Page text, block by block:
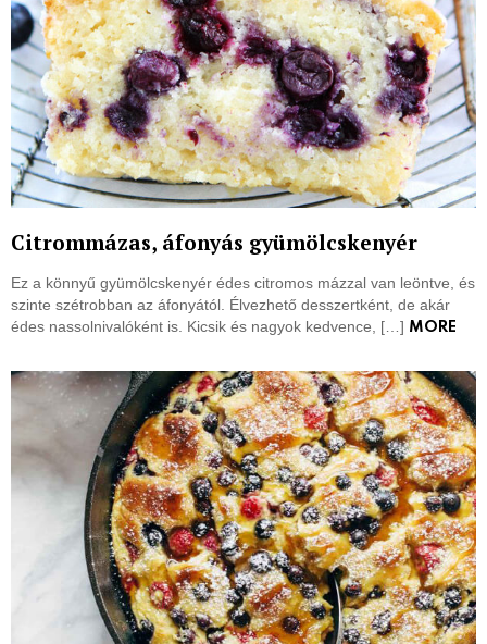
Citrommázas, áfonyás gyümölcskenyér
Ez a könnyű gyümölcskenyér édes citromos mázzal van leöntve, és
szinte szétrobban az áfonyától. Élvezhető desszertként, de akár
édes nassolnivalóként is. Kicsik és nagyok kedvence, […] MORE